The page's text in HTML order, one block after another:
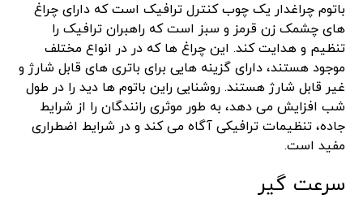
باتوم چراغدار یک چوب کنترل ترافیک است که دارای چراغ
های چشمک زن قرمز و سبز است که راهبران ترافیک را
تنظیم و هدایت کند. این چراغ ها که در در انواع مختلف
موجود هستند، دارای گزینه هایی برای باتری های قابل شارژ و
غیر قابل شارژ هستند. روشنایی راین باتوم ها دید را در طول
شب افزایش می دهد، به طور موثری رانندگان را از شرایط
جاده، تنظیمات ترافیکی آگاه می کند و در شرایط اضطراری
مفید است.
سرعت گیر